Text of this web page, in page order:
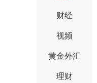
财经
视频
黄金外汇
理财